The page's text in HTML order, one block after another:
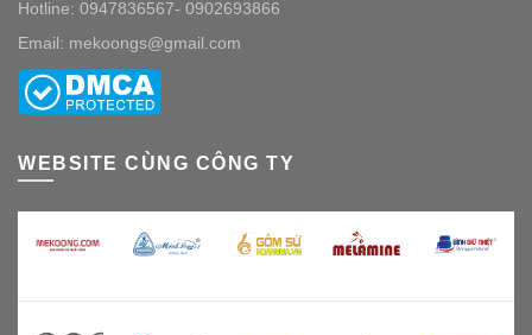
Hotline: 0947836567- 0902693866
Email: mekoongs@gmail.com
WEBSITE CÙNG CÔNG TY